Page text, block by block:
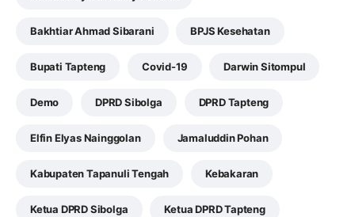
Bakhtiar Ahmad Sibarani BPJS Kesehatan
Bupati Tapteng Covid-19 Darwin Sitompul
Demo DPRD Sibolga DPRD Tapteng
Elfin Elyas Nainggolan Jamaluddin Pohan
Kabupaten Tapanuli Tengah Kebakaran
Ketua DPRD Sibolga Ketua DPRD Tapteng